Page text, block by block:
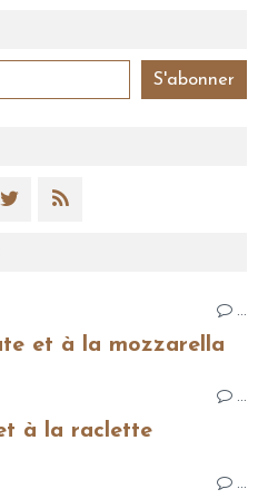
…
et à la mozzarella
…
à la raclette
…